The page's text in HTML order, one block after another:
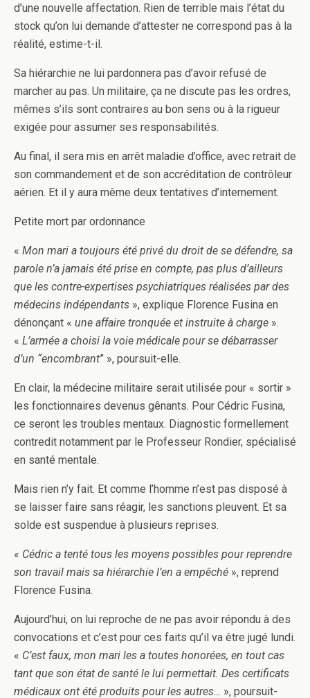
d’une nouvelle affectation. Rien de terrible mais l’état du
stock qu’on lui demande d’attester ne correspond pas à la
réalité, estime-t-il.
Sa hiérarchie ne lui pardonnera pas d’avoir refusé de
marcher au pas. Un militaire, ça ne discute pas les ordres,
mêmes s’ils sont contraires au bon sens ou à la rigueur
exigée pour assumer ses responsabilités.
Au final, il sera mis en arrêt maladie d’office, avec retrait de
son commandement et de son accréditation de contrôleur
aérien. Et il y aura même deux tentatives d’internement.
Petite mort par ordonnance
« Mon mari a toujours été privé du droit de se défendre, sa
parole n’a jamais été prise en compte, pas plus d’ailleurs
que les contre-expertises psychiatriques réalisées par des
médecins indépendants », explique Florence Fusina en
dénonçant « une affaire tronquée et instruite à charge ».
« L’armée a choisi la voie médicale pour se débarrasser
d’un “encombrant” », poursuit-elle.
En clair, la médecine militaire serait utilisée pour « sortir »
les fonctionnaires devenus gênants. Pour Cédric Fusina,
ce seront les troubles mentaux. Diagnostic formellement
contredit notamment par le Professeur Rondier, spécialisé
en santé mentale.
Mais rien n’y fait. Et comme l’homme n’est pas disposé à
se laisser faire sans réagir, les sanctions pleuvent. Et sa
solde est suspendue à plusieurs reprises.
« Cédric a tenté tous les moyens possibles pour reprendre
son travail mais sa hiérarchie l’en a empêché », reprend
Florence Fusina.
Aujourd’hui, on lui reproche de ne pas avoir répondu à des
convocations et c’est pour ces faits qu’il va être jugé lundi.
« C’est faux, mon mari les a toutes honorées, en tout cas
tant que son état de santé le lui permettait. Des certificats
médicaux ont été produits pour les autres… », poursuit-